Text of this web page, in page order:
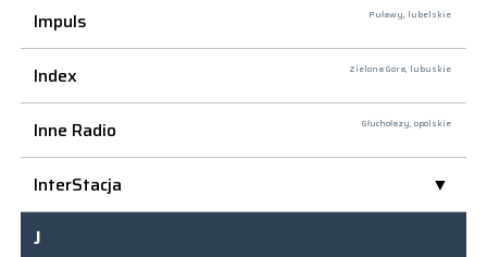
Impuls Puławy, lubelskie
Index Zielona Góra, lubuskie
Inne Radio Głuchołazy, opolskie
InterStacja
J